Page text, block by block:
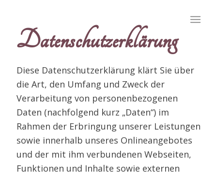
Datenschutzerklärung
Diese Datenschutzerklärung klärt Sie über
die Art, den Umfang und Zweck der
Verarbeitung von personenbezogenen
Daten (nachfolgend kurz „Daten“) im
Rahmen der Erbringung unserer Leistungen
sowie innerhalb unseres Onlineangebotes
und der mit ihm verbundenen Webseiten,
Funktionen und Inhalte sowie externen